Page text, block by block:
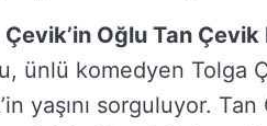
Oğlu Tan Çevik
ünlü komedyen Tolga
yaşını sorguluyor. Tan